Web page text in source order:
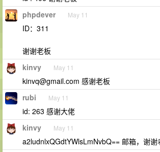
phpdever May 11
ID：311
谢谢老板
kinvy May 11
kinvq@gmail.com 感谢老板
rubi May 11
id: 263 感谢大佬
kinvy May 11
a2ludnlxQGdtYWlsLmNvbQ== 邮箱，谢谢